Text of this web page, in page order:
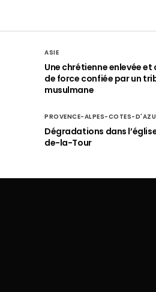
ASIE
Une chrétienne enlevée
de force confiée par un
musulmane
PROVENCE-ALPES-COTES-
Dégradations dans
de-la-Tour